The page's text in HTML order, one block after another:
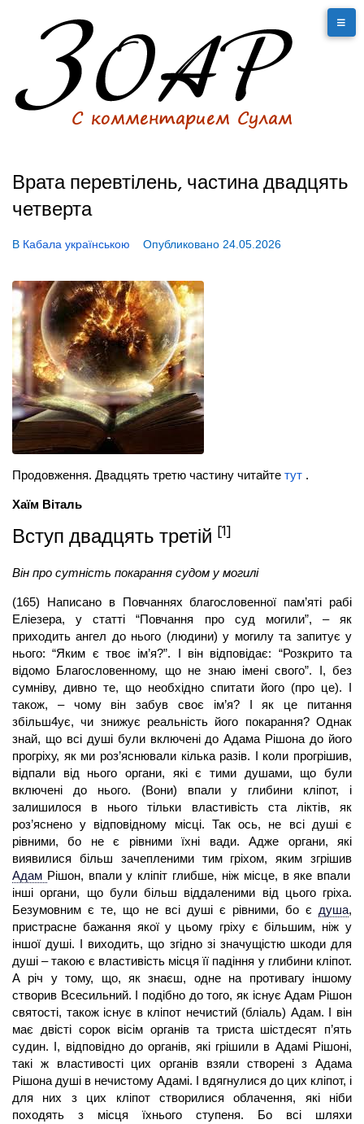
Врата перевтілень, частина двадцять
четверта
В Кабала українською Опубликовано 24.05.2026
Продовження. Двадцять третю частину читайте тут .
Хаїм Віталь
Вступ двадцять третій [1]
Він про сутність покарання судом у могилі
(165) Написано в Повчаннях благословенної пам’яті рабі
Еліезера, у статті “Повчання про суд могили”, – як
приходить ангел до нього (людини) у могилу та запитує у
нього: “Яким є твоє ім’я?”. І він відповідає: “Розкрито та
відомо Благословенному, що не знаю імені свого”. І, без
сумніву, дивно те, що необхідно спитати його (про це). І
також, – чому він забув своє ім’я? І як це питання
збільш4ує, чи знижує реальність його покарання? Однак
знай, що всі душі були включені до Адама Рішона до його
прогріху, як ми роз’яснювали кілька разів. І коли прогрішив,
відпали від нього органи, які є тими душами, що були
включені до нього. (Вони) впали у глибини кліпот, і
залишилося в нього тільки властивість ста ліктів, як
роз’яснено у відповідному місці. Так ось, не всі душі є
рівними, бо не є рівними їхні вади. Адже органи, які
виявилися більш зачепленими тим гріхом, яким згрішив
Адам Рішон, впали у кліпіт глибше, ніж місце, в яке впали
інші органи, що були більш віддаленими від цього гріха.
Безумовним є те, що не всі душі є рівними, бо є душа,
пристрасне бажання якої у цьому гріху є більшим, ніж у
іншої душі. І виходить, що згідно зі значущістю шкоди для
душі – такою є властивість місця її падіння у глибини кліпот.
А річ у тому, що, як знаєш, одне на противагу іншому
створив Всесильний. І подібно до того, як існує Адам Рішон
святості, також існує в кліпот нечистий (бліаль) Адам. І він
має двісті сорок вісім органів та триста шістдесят п’ять
судин. І, відповідно до органів, які грішили в Адамі Рішоні,
такі ж властивості цих органів взяли створені з Адама
Рішона душі в нечистому Адамі. І вдягнулися до цих кліпот, і
для них з цих кліпот створилися облачення, які ніби
походять з місця їхнього ступеня. Бо всі шляхи